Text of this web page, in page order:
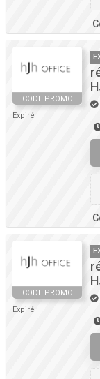
CODE PROMO
Expiré
CODE PROMO
Expiré